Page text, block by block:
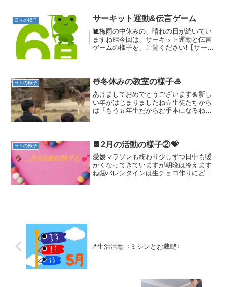
子です。【ボール運動】ボ...
日々の様子 サーキット運動&伝言ゲーム
🐌梅雨の中休みの、晴れの日が続いてい
ますね👏今回は、サーキット運動と伝言
ゲームの様子を、ご覧ください❗️【サーキ
ように大きく脚を前後...
日々の様子 ☃️冬休みの教室の様子🎍
あけましておめでとうございます🎍新し
い年がはじまりましたね☆生徒たちから
は『もう五年生だからお手本になるね』
きました🐘🐵🐯イベントが...
日々の様子 🍫2月の活動の様子②💝
愛媛マラソンも終わり少しずつ日中も暖
かくなってきていますが朝晩は冷えます
ね🥶バレンタインは生チョコ作りにどハ
📍生活活動〈ミシンとお裁縫〉